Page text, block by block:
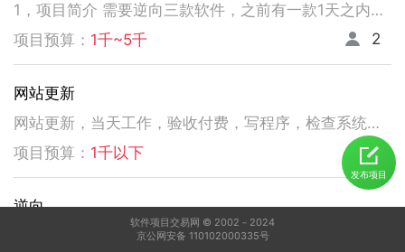
1，项目简介 需要逆向三款软件，之前有一款1天之内有人已经逆向出来，交付给我了。 2，功能需求 逆向出来后，不做任何功能改变，做加密授权就可以了三、人员要求 3，人员要求 精通逆向，做事速度快。不拖延项目进度，能保持实时交流，按时交付。 平台功能可正常使用，无明显bug。 提供项目源码
项目预算： 1千~5千 2
网站更新
网站更新，当天工作，验收付费，写程序，检查系统，更新资料库，按发现问题及时处理，写新的广州话A l软件
项目预算： 1千以下 5
逆向
发布项目
软件项目交易网 © 2002－2024
京公网安备 110102000335号